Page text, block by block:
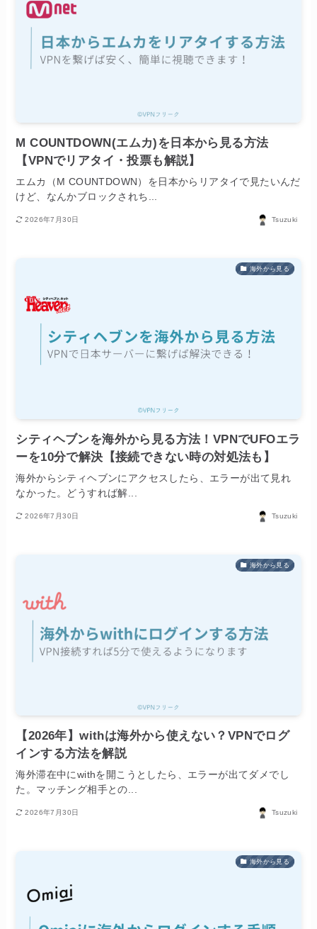
M COUNTDOWN(エムカ)を日本から見る方法
【VPNでリアタイ・投票も解説】
エムカ（M COUNTDOWN）を日本からリアタイで見たいんだ
けど、なんかブロックされち...
2026年7月30日 Tsuzuki
海外から見る
シティヘブンを海外から見る方法！VPNでUFOエラ
ーを10分で解決【接続できない時の対処法も】
海外からシティヘブンにアクセスしたら、エラーが出て見れ
なかった。どうすれば解...
2026年7月30日 Tsuzuki
海外から見る
【2026年】withは海外から使えない？VPNでログ
インする方法を解説
海外滞在中にwithを開こうとしたら、エラーが出てダメでし
た。マッチング相手との...
2026年7月30日 Tsuzuki
海外から見る